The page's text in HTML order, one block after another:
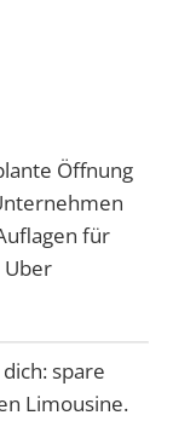
Öffnung
für
Uber
spare
Limousine.